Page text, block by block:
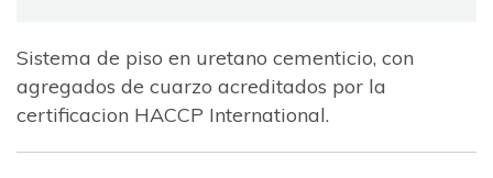
Sistema de piso en uretano cementicio, con
agregados de cuarzo acreditados por la
certificacion HACCP International.